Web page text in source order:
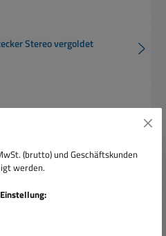
Stereo vergoldet
Preis:
€(51.85% gespart)
(brutto) und Geschäftskunden
werden.